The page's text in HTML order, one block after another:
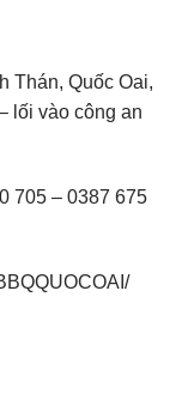
Thán, Quốc Oai,
lối vào công an
705 – 0387 675